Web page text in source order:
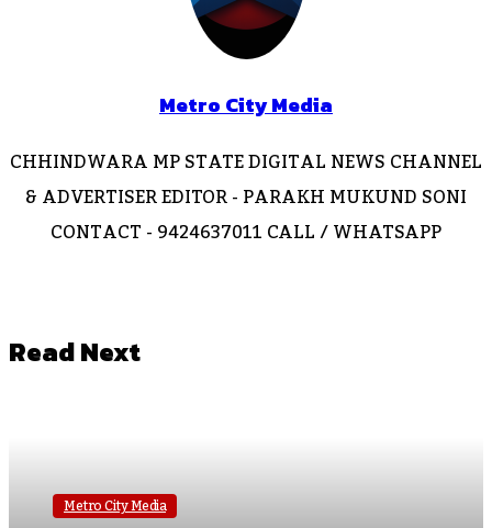
Metro City Media
CHHINDWARA MP STATE DIGITAL NEWS CHANNEL
& ADVERTISER EDITOR - PARAKH MUKUND SONI
CONTACT - 9424637011 CALL / WHATSAPP
Read Next
Metro City Media